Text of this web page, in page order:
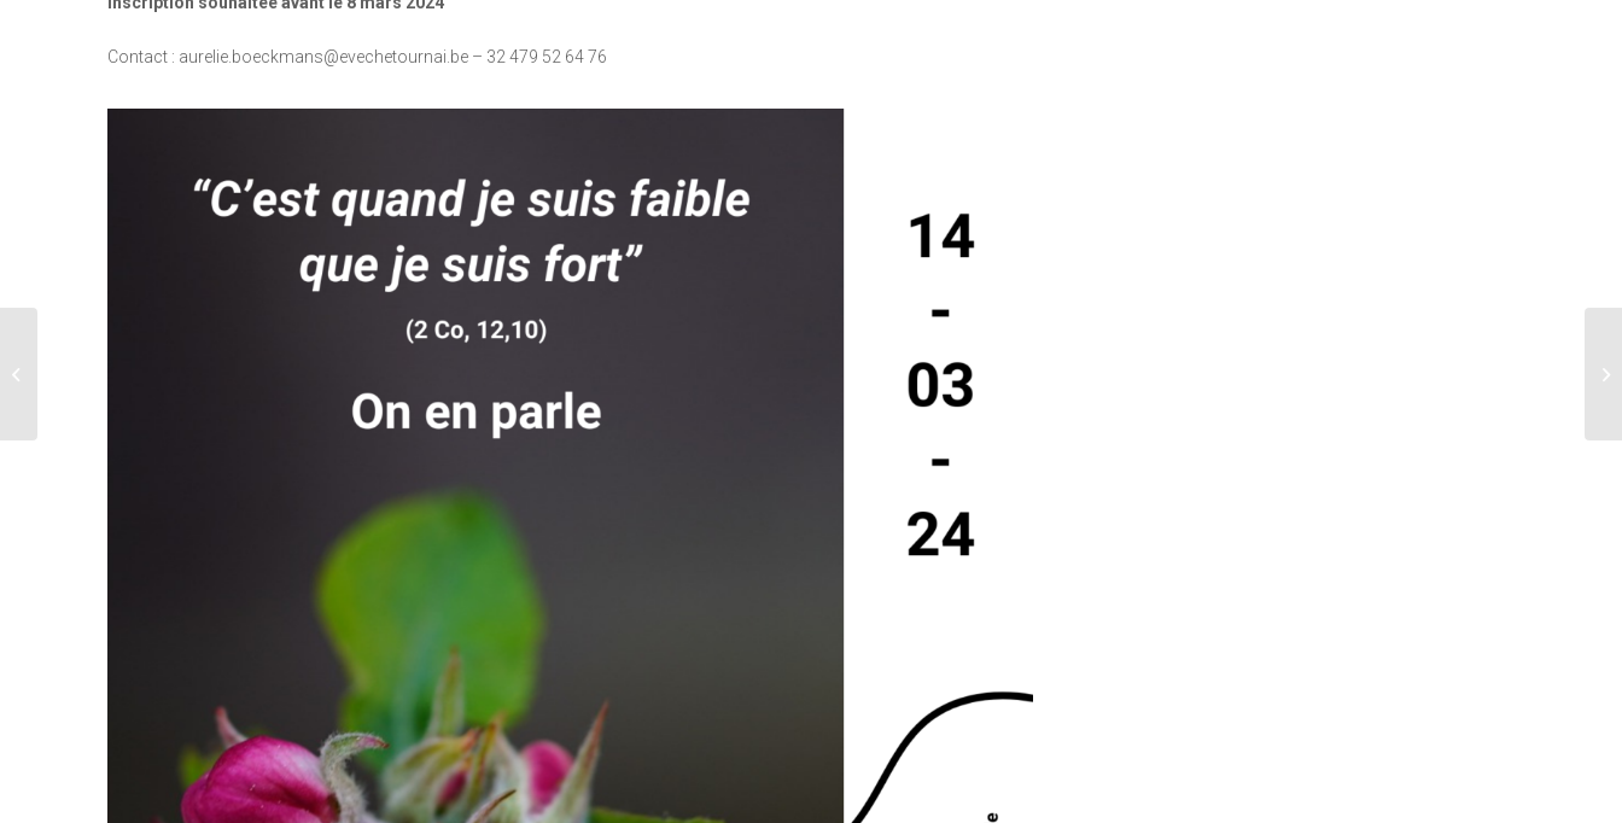
Contact : aurelie.boeckmans@evechetournai.be – 32 479 52 64 76